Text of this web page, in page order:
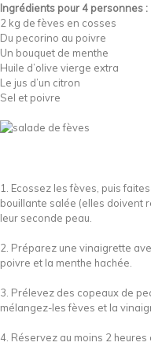
Ingrédients pour 4 personnes :
2 kg de fèves en cosses
Du pecorino au poivre
Un bouquet de menthe
Huile d’olive vierge extra
Le jus d’un citron
Sel et poivre
1. Ecossez les fèves, puis
bouillante salée (elles doivent
leur seconde peau.
2. Préparez une vinaigrette
poivre et la menthe hachée.
3. Prélevez des copeaux de
mélangez-les fèves et la
4. Réservez au moins 2